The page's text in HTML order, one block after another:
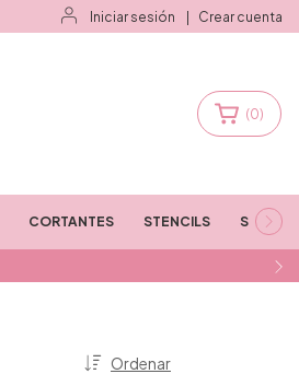
Iniciar sesión Crear cuenta
(0)
CORTANTES STENCILS STAMPS
Ordenar